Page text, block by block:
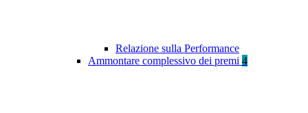
Relazione sulla Performance
Ammontare complessivo dei premi 4